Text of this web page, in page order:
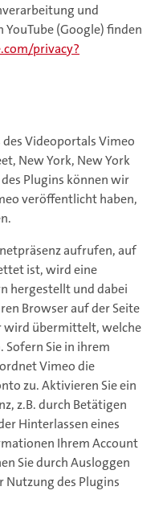
und
(Google) finden
privacy?
Videoportals Vimeo
New York, New York
Plugins können wir
veröffentlicht haben,
aufrufen, auf
ist, wird eine
hergestellt und dabei
Browser auf der Seite
wird übermittelt, welche
Sofern Sie in ihrem
Vimeo die
zu. Aktivieren Sie ein
z.B. durch Betätigen
Hinterlassen eines
Ihrem Account
Sie durch Ausloggen
Nutzung des Plugins